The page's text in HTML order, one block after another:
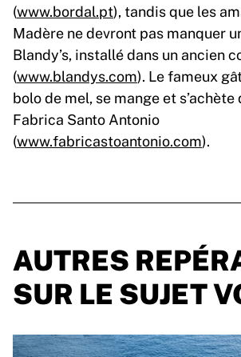
(www.bordal.pt), tandis que les
Madère ne devront pas manquer
Blandy’s, installé dans un ancien
(www.blandys.com). Le fameux
bolo de mel, se mange et s’achète
Fabrica Santo Antonio
(www.fabricastoantonio.com).
AUTRES
SUR LE SUJET